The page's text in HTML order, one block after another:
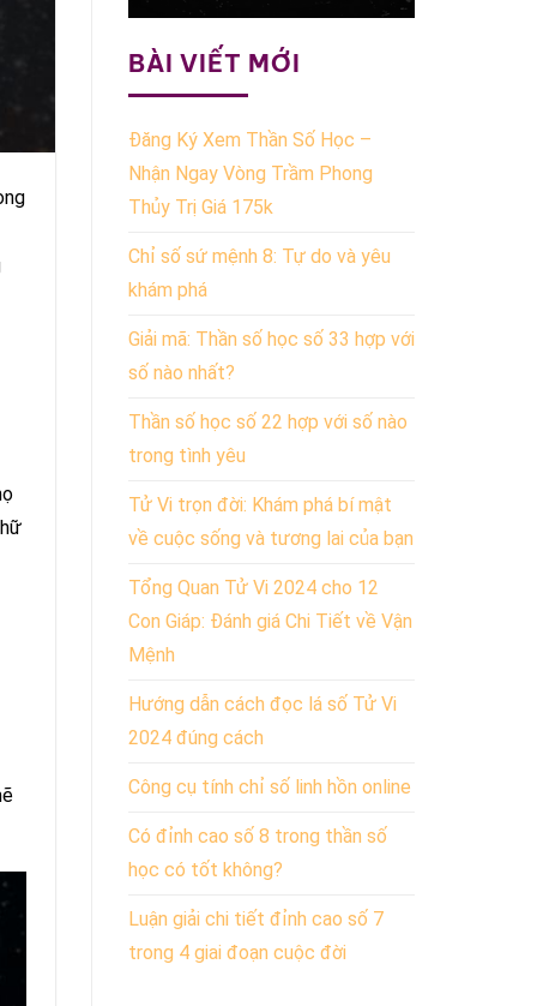
BÀI VIẾT MỚI
Đăng Ký Xem Thần Số Học –
Nhận Ngay Vòng Trầm Phong
Thủy Trị Giá 175k
Chỉ số sứ mệnh 8: Tự do và yêu
khám phá
Giải mã: Thần số học số 33 hợp với
số nào nhất?
Thần số học số 22 hợp với số nào
trong tình yêu
Tử Vi trọn đời: Khám phá bí mật
về cuộc sống và tương lai của bạn
Tổng Quan Tử Vi 2024 cho 12
Con Giáp: Đánh giá Chi Tiết về Vận
Mệnh
Hướng dẫn cách đọc lá số Tử Vi
2024 đúng cách
Công cụ tính chỉ số linh hồn online
Có đỉnh cao số 8 trong thần số
học có tốt không?
Luận giải chi tiết đỉnh cao số 7
trong 4 giai đoạn cuộc đời